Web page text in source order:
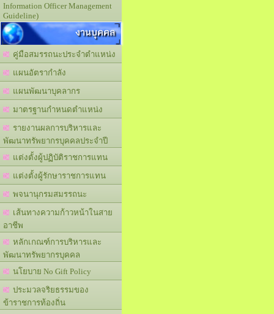
Information Officer Management
Guideline)
งานบุคคล
คู่มือสมรรถนะประจำตำแหน่ง
แผนอัตรากำลัง
แผนพัฒนาบุคลากร
มาตรฐานกำหนดตำแหน่ง
รายงานผลการบริหารและ
พัฒนาทรัพยากรบุคคลประจำปี
แต่งตั้งผู้ปฏิบัติราชการแทน
แต่งตั้งผู้รักษาราชการแทน
พจนานุกรมสมรรถนะ
เส้นทางความก้าวหน้าในสาย
อาชีพ
หลักเกณฑ์การบริหารและ
พัฒนาทรัพยากรบุคคล
นโยบาย No Gift Policy
ประมวลจริยธรรมของ
ข้าราชการท้องถิ่น